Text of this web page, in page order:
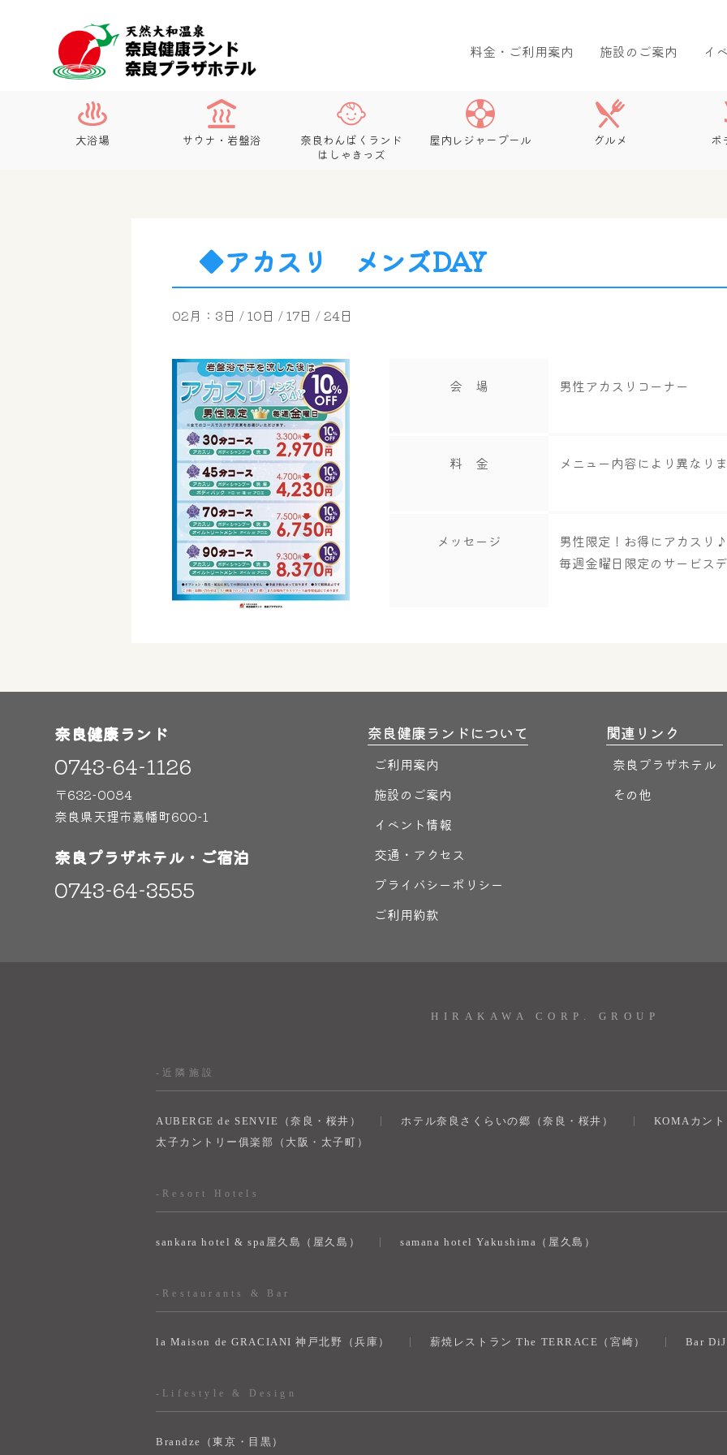
料金・ご利用案内 施設のご案内 イ
大浴場 サウナ・岩盤浴
奈良わんぱくランド
はしゃきっズ
屋内レジャープール グルメ ボ
◆アカスリ メンズDAY
02月：3日 / 10日 / 17日 / 24日
会 場 男性アカスリコーナー
料 金 メニュー内容により異なり
メッセージ
男性限定！お得にアカスリ♪
毎週金曜日限定のサービス
奈良健康ランド
0743-64-1126
〒632-0084
奈良県天理市嘉幡町600-1
奈良プラザホテル・ご宿泊
0743-64-3555
奈良健康ランドについて
ご利用案内
施設のご案内
イベント情報
交通・アクセス
プライバシーポリシー
ご利用約款
関連リンク
奈良プラザホテル
その他
HIRAKAWA CORP. GROUP
-近隣施設
AUBERGE de SENVIE（奈良・桜井） ホテル奈良さくらいの郷（奈良・桜井）
KOMAカント
太子カントリー俱楽部（大阪・太子町）
-Resort Hotels
sankara hotel & spa屋久島（屋久島） samana hotel Yakushima（屋久島）
-Restaurants & Bar
la Maison de GRACIANI 神戸北野（兵庫） 薪焼レストラン The TERRACE（宮崎） Bar
-Lifestyle & Design
Brandze（東京・目黒）